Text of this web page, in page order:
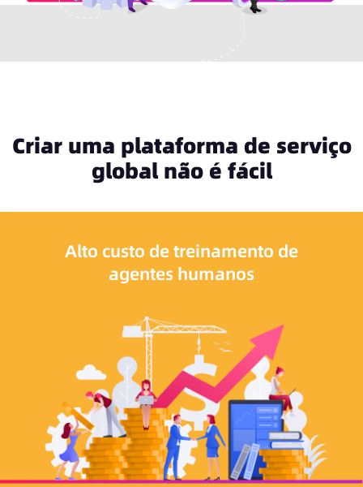
Criar uma plataforma de serviço
global não é fácil
Alto custo de treinamento de
agentes humanos